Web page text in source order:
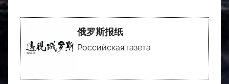
俄罗斯报纸
Российская газета